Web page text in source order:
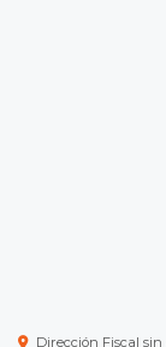
Dirección Fiscal sin